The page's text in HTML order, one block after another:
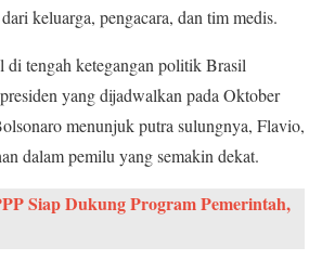
keluarga, pengacara, dan tim medis.
tengah ketegangan politik Brasil
yang dijadwalkan pada Oktober
menunjuk putra sulungnya, Flavio,
dalam pemilu yang semakin dekat.
Siap Dukung Program Pemerintah,